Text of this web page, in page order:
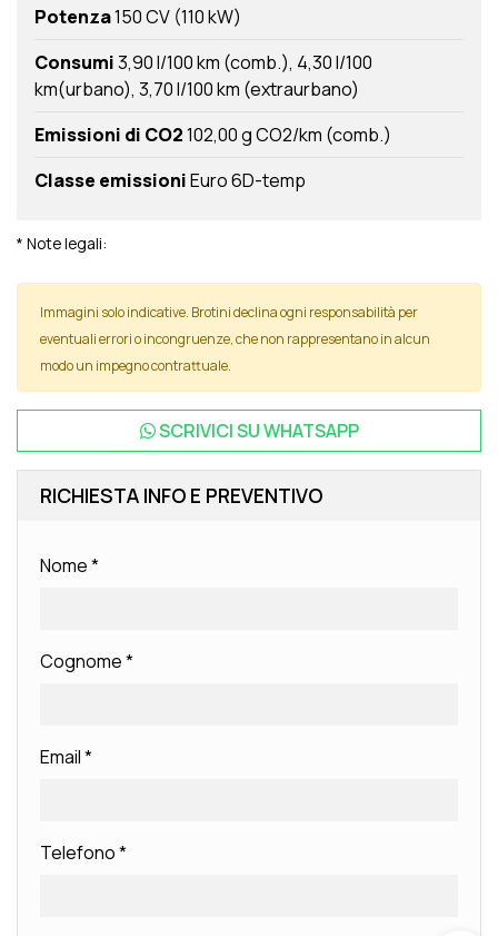
Potenza150 CV (110 kW)
Consumi3,90 l/100 km (comb.) 4,30 l/100
km(urbano) 3,70 l/100 km (extraurbano)
Emissioni di CO2102,00 g CO2/km (comb.)
Classe emissioniEuro 6D-temp
* Note legali:
Immagini solo indicative. Brotini declina ogni responsabilità per
eventuali errori o incongruenze, che non rappresentano in alcun
modo un impegno contrattuale.
SCRIVICI SUWHATSAPP
RICHIESTA INFO E PREVENTIVO
Nome*
Cognome*
Email*
Telefono*